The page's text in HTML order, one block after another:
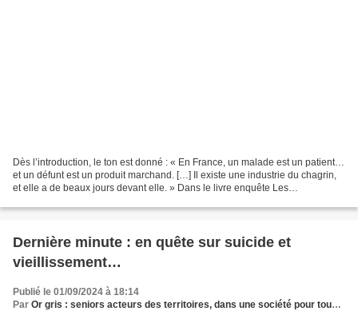
Dès l’introduction, le ton est donné : « En France, un malade est un patient…
et un défunt est un produit marchand. […] Il existe une industrie du chagrin,
et elle a de beaux jours devant elle. » Dans le livre enquête Les
Dernière minute : en quête sur suicide et
vieillissement…
Publié le 01/09/2024 à 18:14
Par Or gris : seniors acteurs des territoires, dans une société pour tous les âges